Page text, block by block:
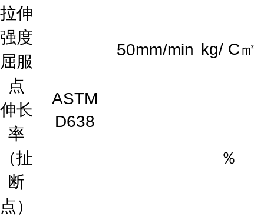
拉伸
强度
屈服
点
ASTM
D638
50mm/min kg/ C㎡
伸长
率
（扯
断
点）
％